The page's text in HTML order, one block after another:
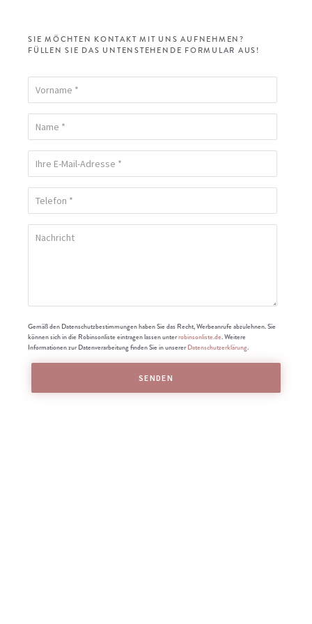
SIE MÖCHTEN KONTAKT MIT UNS AUFNEHMEN?
FÜLLEN SIE DAS UNTENSTEHENDE FORMULAR AUS!
Gemäß den Datenschutzbestimmungen haben Sie das Recht, Werbeanrufe abzulehnen. Sie
können sich in die Robinsonliste eintragen lassen unterrobinsonliste.de. Weitere
Informationen zur Datenverarbeitung finden Sie in unsererDatenschutzerklärung.